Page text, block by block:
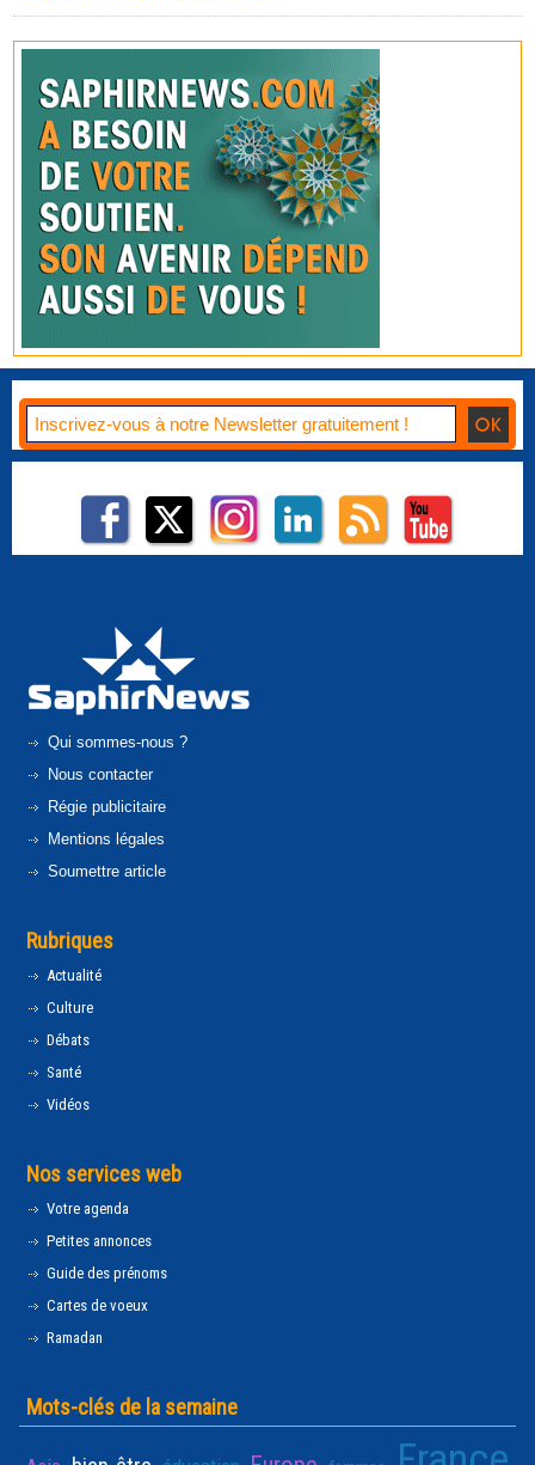
Qui sommes-nous ?
Nous contacter
Régie publicitaire
Mentions légales
Soumettre article
Rubriques
Actualité
Culture
Débats
Santé
Vidéos
Nos services web
Votre agenda
Petites annonces
Guide des prénoms
Cartes de voeux
Ramadan
Mots-clés de la semaine